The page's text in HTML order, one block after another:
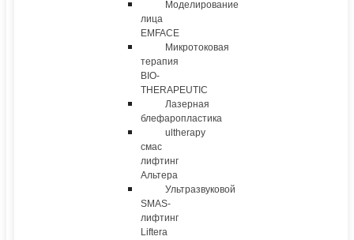
Моделирование
лица
EMFACE
Микротоковая
терапия
BIO-
THERAPEUTIC
Лазерная
блефаропластика
ultherapy
смас
лифтинг
Альтера
Ультразвуковой
SMAS-
лифтинг
Liftera